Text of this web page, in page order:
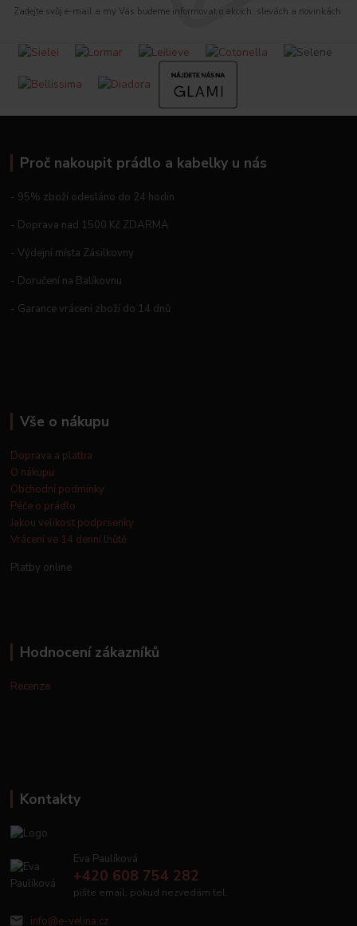
Zadejte svůj e-mail a my Vás budeme informovat o akcích, slevách a novinkách.
Proč nakoupit prádlo a kabelky u nás
- 95% zboží odesláno do 24 hodin
- Doprava nad 1500 Kč ZDARMA
- Výdejní místa Zásilkovny
- Doručení na Balíkovnu
- Garance vrácení zboží do 14 dnů
Vše o nákupu
Doprava a platba
O nákupu
Obchodní podmínky
Péče o prádlo
Jakou velikost podprsenky
Vrácení ve 14 denní lhůtě
Platby online
Hodnocení zákazníků
Recenze
Kontakty
Eva Paulíková
+420 608 754 282
pište email, pokud nezvedám tel.
info@e-velina.cz